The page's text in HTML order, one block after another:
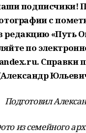
подписчики!
с
редакцию «Путь
по
Справки
Подготовил
из семейного